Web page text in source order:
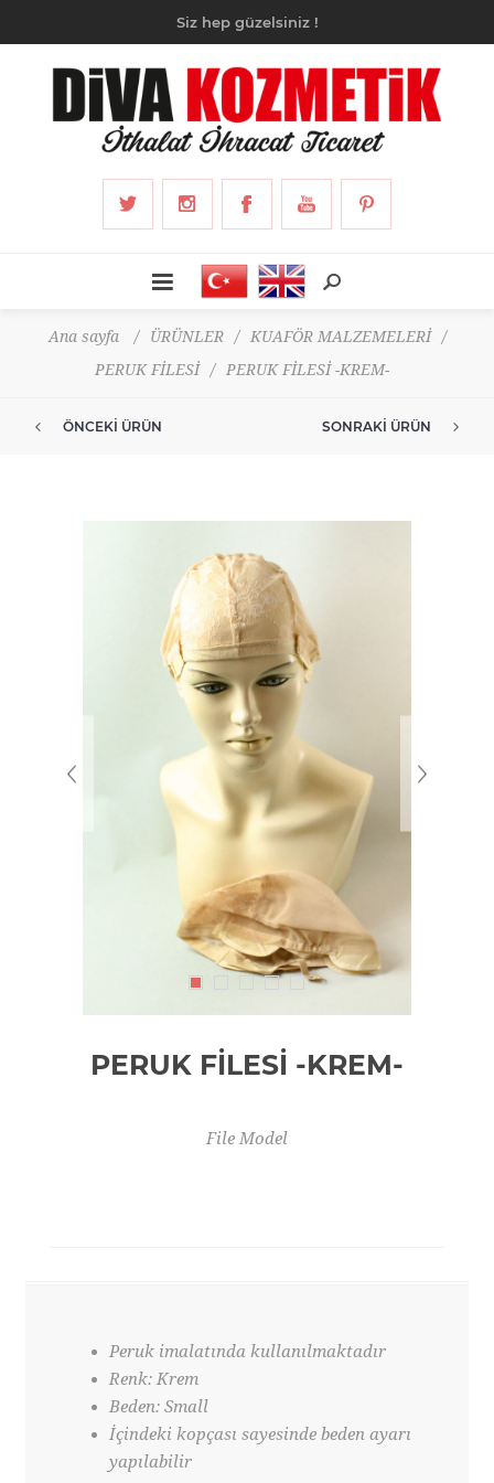
Siz hep güzelsiniz !
Ana sayfa / ÜRÜNLER / KUAFÖR MALZEMELERİ
/
PERUK FİLESİ
/ PERUK FİLESİ -KREM-
ÖNCEKI ÜRÜN SONRAKI ÜRÜN
PERUK FİLESİ -KREM-
File Model
Peruk imalatında kullanılmaktadır
Renk: Krem
Beden: Small
İçindeki kopçası sayesinde beden ayarı
yapılabilir